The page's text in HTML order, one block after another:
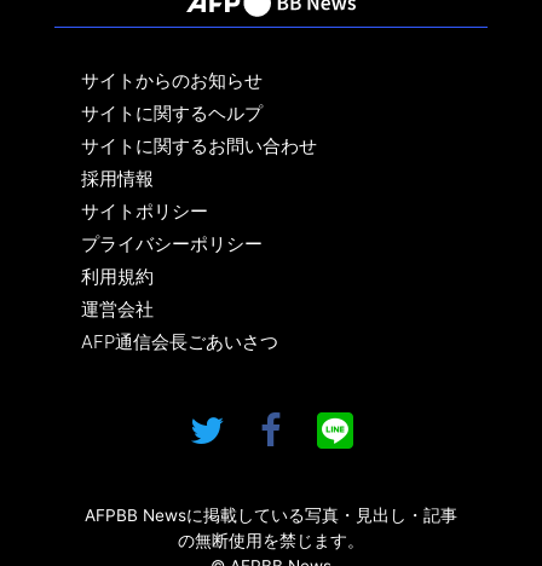
サイトからのお知らせ
サイトに関するヘルプ
サイトに関するお問い合わせ
採用情報
サイトポリシー
プライバシーポリシー
利用規約
運営会社
AFP通信会長ごあいさつ
AFPBB Newsに掲載している写真・見出し・記事
の無断使用を禁じます。